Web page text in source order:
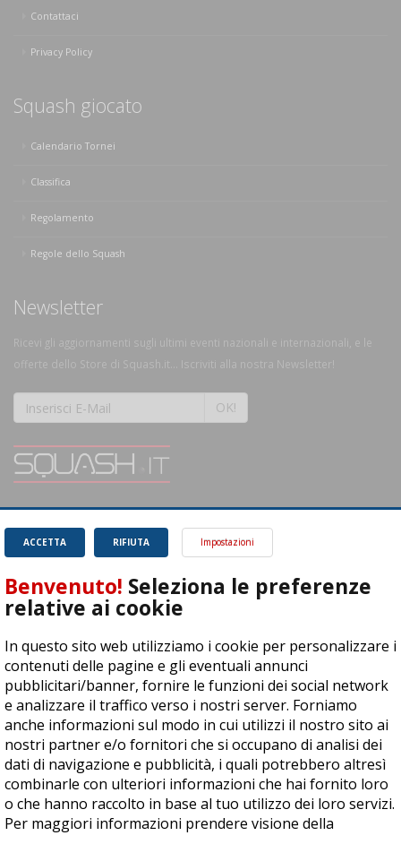
Contattaci
Privacy Policy
Squash giocato
Calendario Tornei
Classifica
Regolamento
Regole dello Squash
Newsletter
Ricevi gli aggiornamenti sugli ultimi eventi nazionali e internazionali, e le
offerte dello Store di Squash.it... Iscriviti alla nostra Newsletter!
OK!
SQUASH.it: Il punto di riferimento quotidiano per tutti gli amanti di questo
magnifico sport.
Leggi
RIFIUTA
ACCETTA Impostazioni
Benvenuto! Seleziona le preferenze
relative ai cookie
In questo sito web utilizziamo i cookie per personalizzare i
contenuti delle pagine e gli eventuali annunci
pubblicitari/banner, fornire le funzioni dei social network
e analizzare il traffico verso i nostri server. Forniamo
anche informazioni sul modo in cui utilizzi il nostro sito ai
nostri partner e/o fornitori che si occupano di analisi dei
dati di navigazione e pubblicità, i quali potrebbero altresì
combinarle con ulteriori informazioni che hai fornito loro
o che hanno raccolto in base al tuo utilizzo dei loro servizi.
Per maggiori informazioni prendere visione della
ASD Let's Sport - Via T. Olivelli 3, 25014 Castenedolo (BS) - P. Iva:
04278030988
© Copyright 2015 | All Rights Reserved - Powered byDynDevice
Privacy Policy Cookie Policy Accessibilità Sitemap